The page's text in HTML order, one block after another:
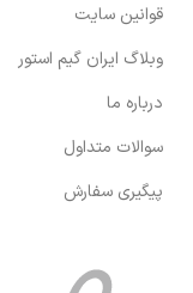
قوانین سایت
وبلاگ ایران گیم استور
درباره ما
سوالات متداول
پیگیری سفارش